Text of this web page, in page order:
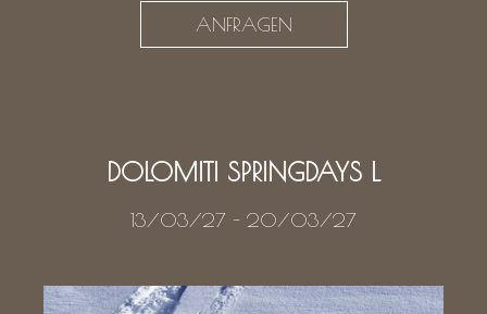
ANFRAGEN
DOLOMITI SPRINGDAYS L
13/03/27 - 20/03/27